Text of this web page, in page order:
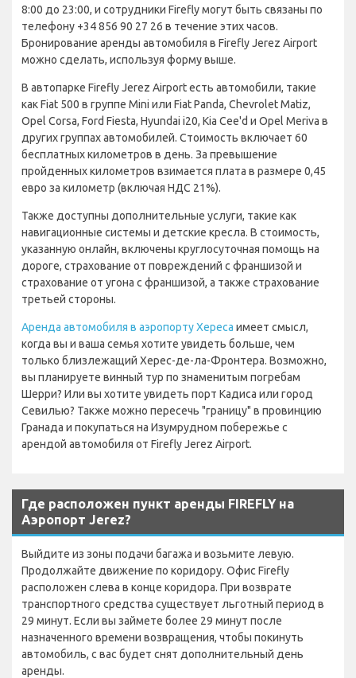
8:00 до 23:00, и сотрудники Firefly могут быть связаны по
телефону +34 856 90 27 26 в течение этих часов.
Бронирование аренды автомобиля в Firefly Jerez Airport
можно сделать, используя форму выше.
В автопарке Firefly Jerez Airport есть автомобили, такие
как Fiat 500 в группе Mini или Fiat Panda, Chevrolet Matiz,
Opel Corsa, Ford Fiesta, Hyundai i20, Kia Cee'd и Opel Meriva в
других группах автомобилей. Стоимость включает 60
бесплатных километров в день. За превышение
пройденных километров взимается плата в размере 0,45
евро за километр (включая НДС 21%).
Также доступны дополнительные услуги, такие как
навигационные системы и детские кресла. В стоимость,
указанную онлайн, включены круглосуточная помощь на
дороге, страхование от повреждений с франшизой и
страхование от угона с франшизой, а также страхование
третьей стороны.
Аренда автомобиля в аэропорту Хереса имеет смысл,
когда вы и ваша семья хотите увидеть больше, чем
только близлежащий Херес-де-ла-Фронтера. Возможно,
вы планируете винный тур по знаменитым погребам
Шерри? Или вы хотите увидеть порт Кадиса или город
Севилью? Также можно пересечь "границу" в провинцию
Гранада и покупаться на Изумрудном побережье с
арендой автомобиля от Firefly Jerez Airport.
Где расположен пункт аренды FIREFLY на
Аэропорт Jerez?
Выйдите из зоны подачи багажа и возьмите левую.
Продолжайте движение по коридору. Офис Firefly
расположен слева в конце коридора. При возврате
транспортного средства существует льготный период в
29 минут. Если вы займете более 29 минут после
назначенного времени возвращения, чтобы покинуть
автомобиль, с вас будет снят дополнительный день
аренды.